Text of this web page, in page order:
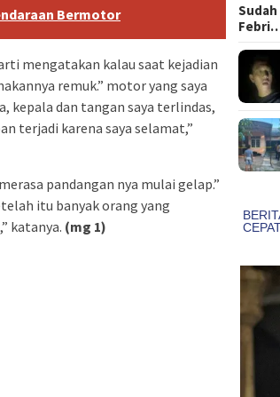
Bermotor
mengatakan kalau saat kejadian
remuk.” motor yang saya
kepala dan tangan saya terlindas,
terjadi karena saya selamat,”
pandangan nya mulai gelap.”
itu banyak orang yang
katanya. (mg 1)
Sudah